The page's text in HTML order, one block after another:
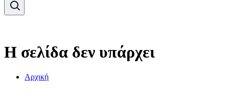
Η σελίδα δεν υπάρχει
Αρχική